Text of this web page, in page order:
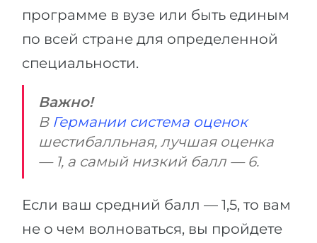
программе в вузе или быть единым
по всей стране для определенной
специальности.
Важно!
В Германии система оценок
шестибалльная, лучшая оценка
— 1, а самый низкий балл — 6.
Если ваш средний балл — 1,5, то вам
не о чем волноваться, вы пройдете